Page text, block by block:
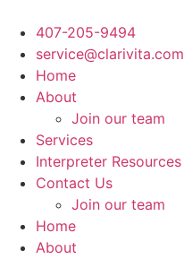
contenido
407-205-9494
service@clarivita.com
Home
About
Join our team​
Services
Interpreter Resources
Contact Us
Join our team​
Home
About